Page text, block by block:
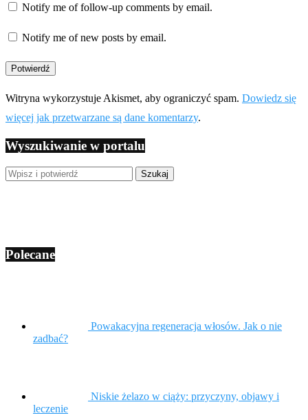
Notify me of follow-up comments by email.
Notify me of new posts by email.
Witryna wykorzystuje Akismet, aby ograniczyć spam. Dowiedz się
więcej jak przetwarzane są dane komentarzy.
Wyszukiwanie w portalu
Polecane
Powakacyjna regeneracja włosów. Jak o nie
zadbać?
Niskie żelazo w ciąży: przyczyny, objawy i
leczenie